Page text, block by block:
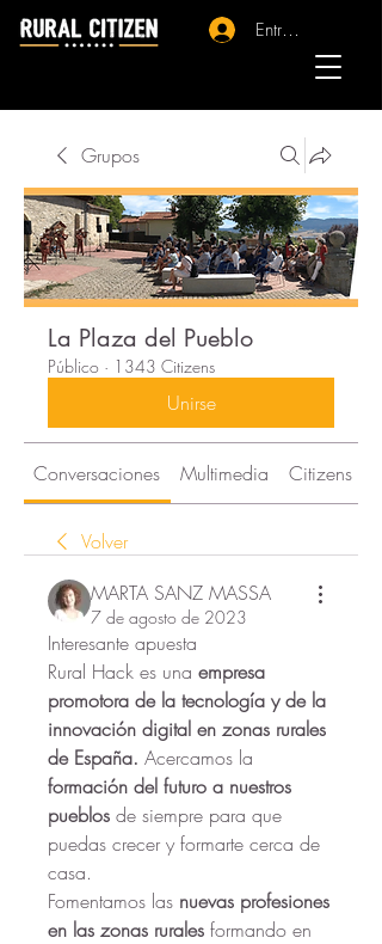
Entrar - Registro
Grupos
La Plaza del Pueblo
Público · 1343 Citizens
Unirse
Conversaciones Multimedia Citizens
Volver
MARTA SANZ MASSA
7 de agosto de 2023
Interesante apuesta
Rural Hack es una empresa
promotora de la tecnología y de la
innovación digital en zonas rurales
de España.
formación del futuro a nuestros
pueblos de siempre para que
puedas crecer y formarte cerca de
casa.
Fomentamos las nuevas profesiones
en las zonas rurales